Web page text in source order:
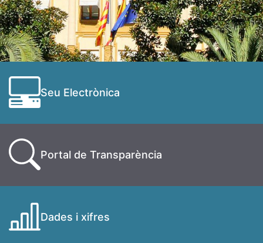
Seu Electrònica
Portal de Transparència
Dades i xifres